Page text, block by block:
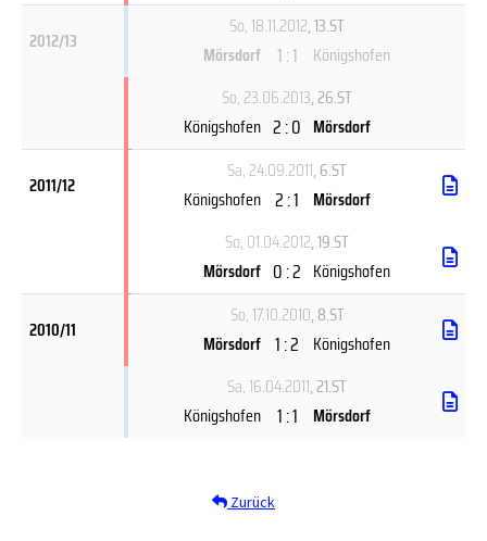
2012/13
So, 18.11.2012, 13.ST
Mörsdorf
1 : 1
Königshofen
So, 23.06.2013, 26.ST
Königshofen 2 : 0 Mörsdorf
2011/12
Sa, 24.09.2011, 6.ST
Königshofen 2 : 1 Mörsdorf
So, 01.04.2012, 19.ST
Mörsdorf 0 : 2 Königshofen
2010/11
So, 17.10.2010, 8.ST
Mörsdorf 1 : 2 Königshofen
Sa, 16.04.2011, 21.ST
Königshofen
1 : 1 Mörsdorf
Zurück